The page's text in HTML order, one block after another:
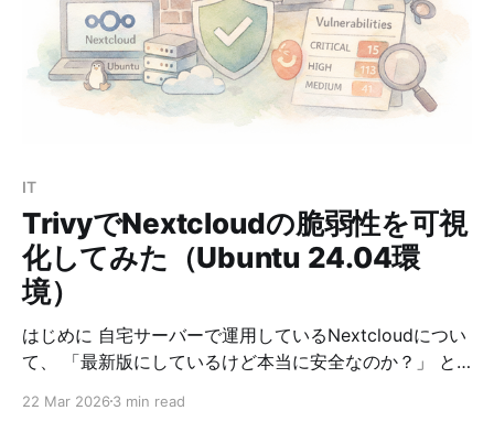
を高速化する仕組みです。 通常 PHP は、アクセスのた
びに以下を繰り返します。 ① PHPファイルを読み込む
② コードを解析する ③ 実行用バイトコードに変換す
る ④ 実行する この「②と③」が毎回発生すると、
IT
TrivyでNextcloudの脆弱性を可視
化してみた（Ubuntu 24.04環
境）
はじめに 自宅サーバーで運用しているNextcloudについ
て、 「最新版にしているけど本当に安全なのか？」 と
行ってみました。 今回は以下の構成を対象としていま
22 Mar 2026 3 min read